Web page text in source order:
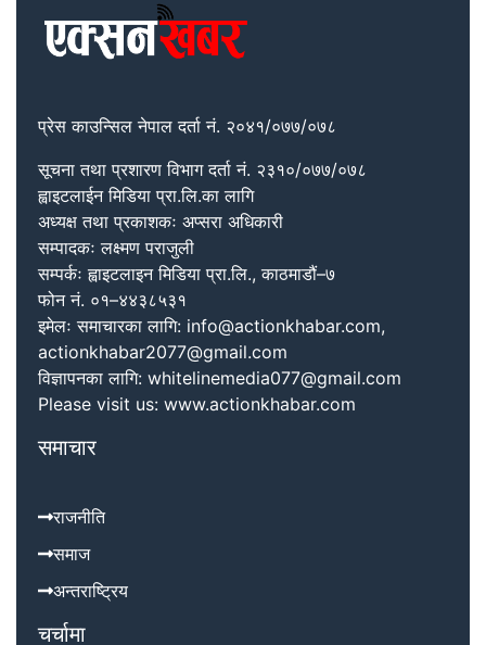
प्रेस काउन्सिल नेपाल दर्ता नं. २०४१/०७७/०७८
सूचना तथा प्रशारण विभाग दर्ता नं. २३१०/०७७/०७८
ह्वाइटलाईन मिडिया प्रा.लि.का लागि
अध्यक्ष तथा प्रकाशकः अप्सरा अधिकारी
सम्पादकः लक्ष्मण पराजुली
सम्पर्कः ह्वाइटलाइन मिडिया प्रा.लि., काठमाडौं–७
फोन नं. ०१–४४३८५३१
इमेलः समाचारका लागि: info@actionkhabar.com,
actionkhabar2077@gmail.com
विज्ञापनका लागि: whitelinemedia077@gmail.com
Please visit us: www.actionkhabar.com
समाचार
राजनीति
समाज
अन्तराष्ट्रिय
चर्चामा